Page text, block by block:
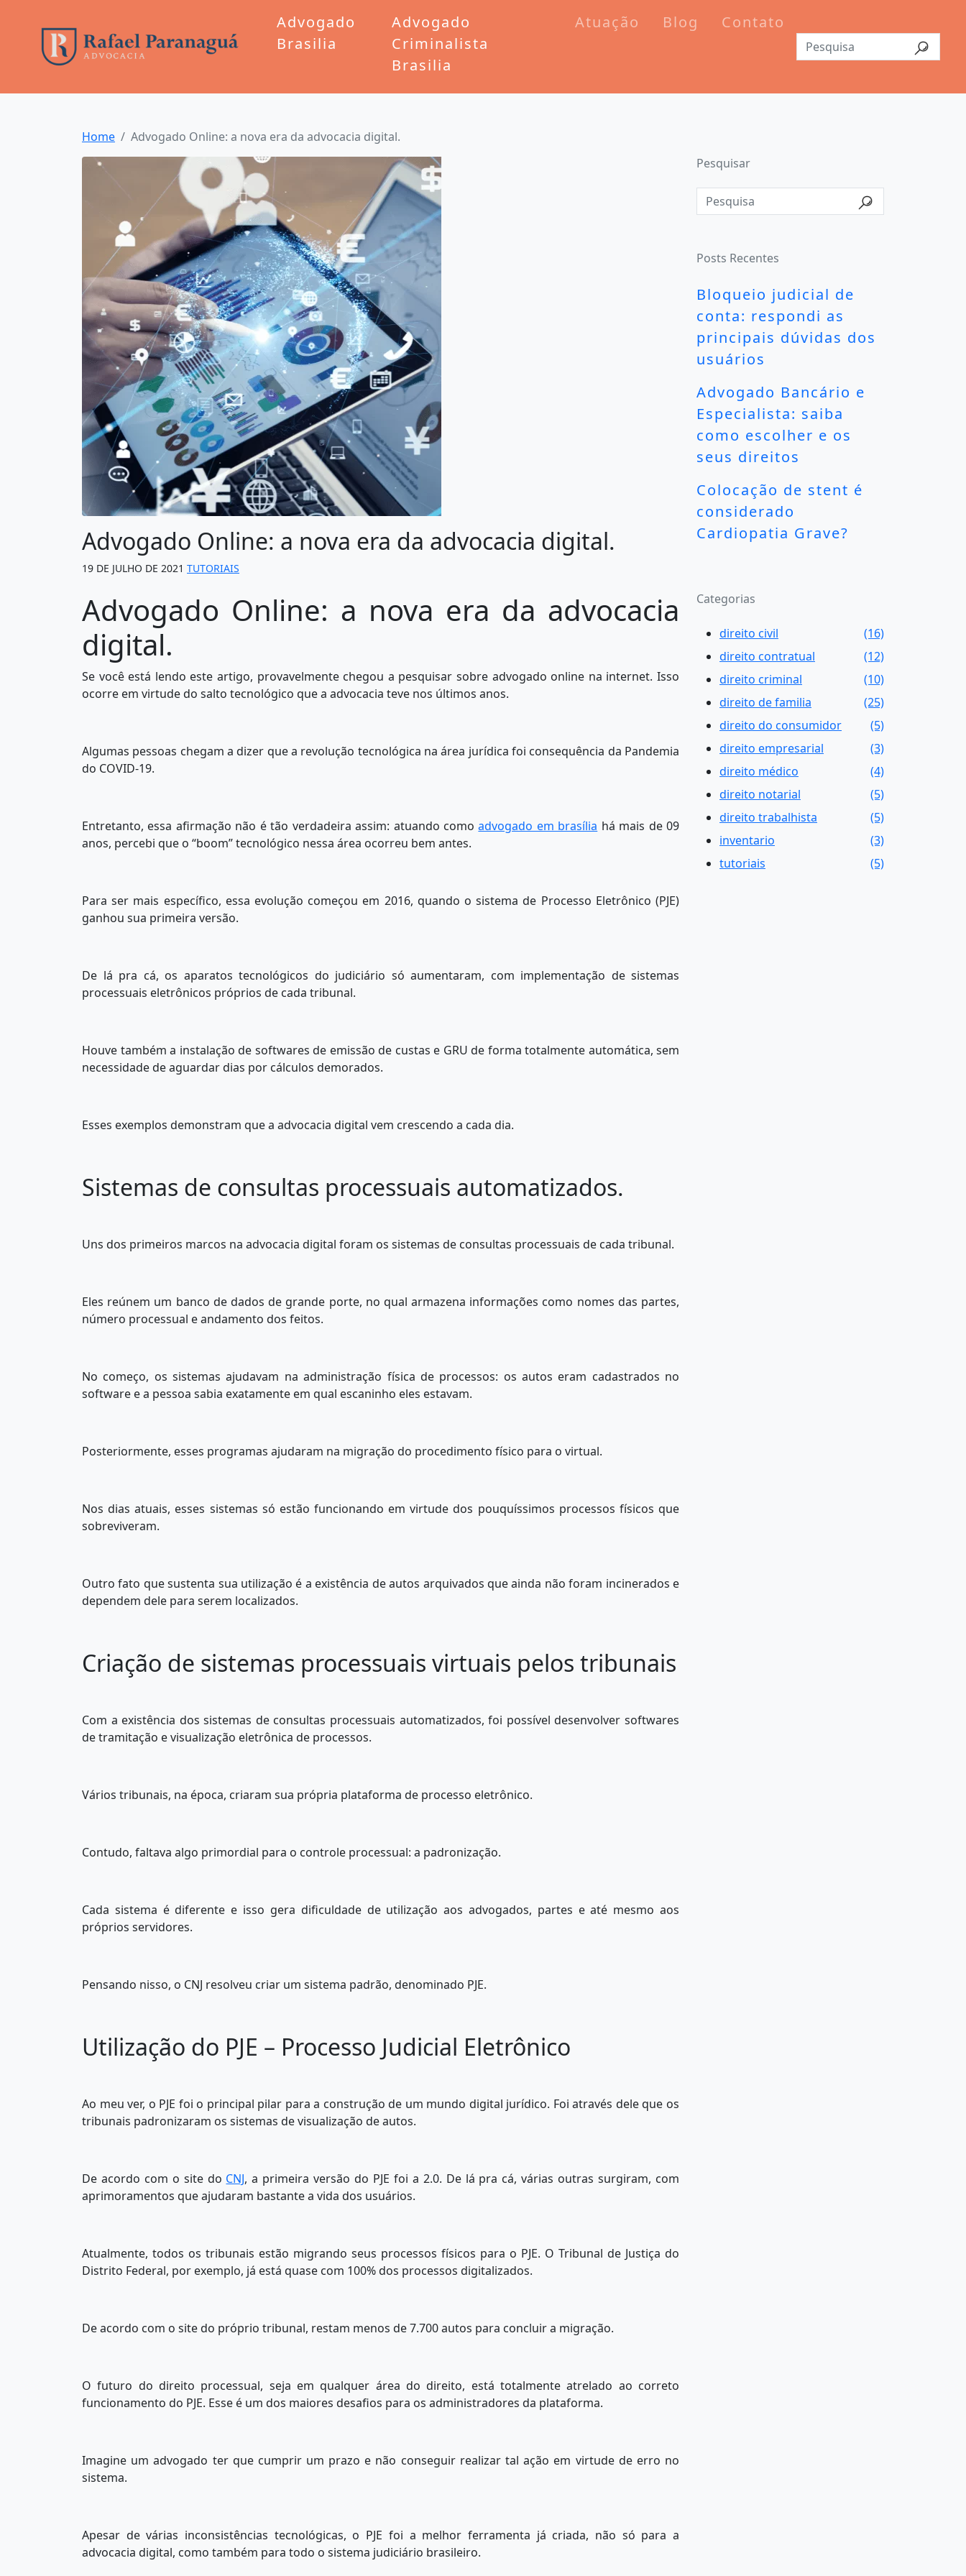
Advogado
Brasilia
Advogado
Criminalista
Brasilia
Atuação Blog Contato
Home Advogado Online: a nova era da advocacia digital.
Advogado Online: a nova era da advocacia digital.
19 DE JULHO DE 2021 TUTORIAIS
Advogado Online: a nova era da advocacia
digital.
Se você está lendo este artigo, provavelmente chegou a pesquisar sobre advogado online na internet. Isso
ocorre em virtude do salto tecnológico que a advocacia teve nos últimos anos.
Algumas pessoas chegam a dizer que a revolução tecnológica na área jurídica foi consequência da Pandemia
do COVID-19.
Entretanto, essa afirmação não é tão verdadeira assim: atuando comoadvogado em brasília há mais de 09
anos, percebi que o “boom” tecnológico nessa área ocorreu bem antes.
Para ser mais específico, essa evolução começou em 2016, quando o sistema de Processo Eletrônico (PJE)
ganhou sua primeira versão.
De lá pra cá, os aparatos tecnológicos do judiciário só aumentaram, com implementação de sistemas
processuais eletrônicos próprios de cada tribunal.
Houve também a instalação de softwares de emissão de custas e GRU de forma totalmente automática, sem
necessidade de aguardar dias por cálculos demorados.
Esses exemplos demonstram que a advocacia digital vem crescendo a cada dia.
Sistemas de consultas processuais automatizados.
Uns dos primeiros marcos na advocacia digital foram os sistemas de consultas processuais de cada tribunal.
Eles reúnem um banco de dados de grande porte, no qual armazena informações como nomes das partes,
número processual e andamento dos feitos.
No começo, os sistemas ajudavam na administração física de processos: os autos eram cadastrados no
software e a pessoa sabia exatamente em qual escaninho eles estavam.
Posteriormente, esses programas ajudaram na migração do procedimento físico para o virtual.
Nos dias atuais, esses sistemas só estão funcionando em virtude dos pouquíssimos processos físicos que
sobreviveram.
Outro fato que sustenta sua utilização é a existência de autos arquivados que ainda não foram incinerados e
dependem dele para serem localizados.
Criação de sistemas processuais virtuais pelos tribunais
Com a existência dos sistemas de consultas processuais automatizados, foi possível desenvolver softwares
de tramitação e visualização eletrônica de processos.
Vários tribunais, na época, criaram sua própria plataforma de processo eletrônico.
Contudo, faltava algo primordial para o controle processual: a padronização.
Cada sistema é diferente e isso gera dificuldade de utilização aos advogados, partes e até mesmo aos
próprios servidores.
Pensando nisso, o CNJ resolveu criar um sistema padrão, denominado PJE.
Utilização do PJE – Processo Judicial Eletrônico
Ao meu ver, o PJE foi o principal pilar para a construção de um mundo digital jurídico. Foi através dele que os
tribunais padronizaram os sistemas de visualização de autos.
De acordo com o site do CNJ, a primeira versão do PJE foi a 2.0. De lá pra cá, várias outras surgiram, com
aprimoramentos que ajudaram bastante a vida dos usuários.
Atualmente, todos os tribunais estão migrando seus processos físicos para o PJE. O Tribunal de Justiça do
Distrito Federal, por exemplo, já está quase com 100% dos processos digitalizados.
De acordo com o site do próprio tribunal, restam menos de 7.700 autos para concluir a migração.
O futuro do direito processual, seja em qualquer área do direito, está totalmente atrelado ao correto
funcionamento do PJE. Esse é um dos maiores desafios para os administradores da plataforma.
Imagine um advogado ter que cumprir um prazo e não conseguir realizar tal ação em virtude de erro no
sistema.
Apesar de várias inconsistências tecnológicas, o PJE foi a melhor ferramenta já criada, não só para a
advocacia digital, como também para todo o sistema judiciário brasileiro.
Pesquisar
Posts Recentes
Bloqueio judicial de
conta: respondi as
principais dúvidas dos
usuários
Advogado Bancário e
Especialista: saiba
como escolher e os
seus direitos
Colocação de stent é
considerado
Cardiopatia Grave?
Categorias
direito civil
(16)
direito contratual
(12)
direito criminal
(10)
direito de familia
(25)
direito do consumidor
(5)
direito empresarial
(3)
direito médico
(4)
direito notarial
(5)
direito trabalhista
(5)
inventario
(3)
tutoriais
(5)